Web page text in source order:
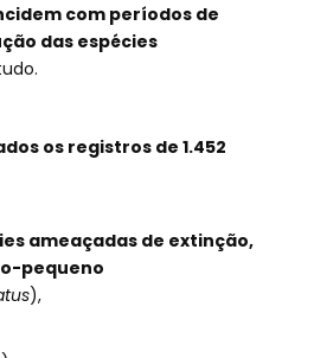
com períodos de
das espécies
os registros de 1.452
ameaçadas de extinção,
pequeno
),